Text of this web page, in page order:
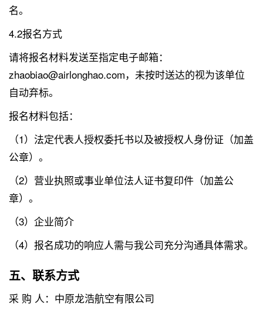
名。
4.2报名方式
请将报名材料发送至指定电子邮箱：
zhaobiao@airlonghao.com，未按时送达的视为该单位
自动弃标。
报名材料包括：
（1）法定代表人授权委托书以及被授权人身份证（加盖
公章）。
（2）营业执照或事业单位法人证书复印件（加盖公
章）。
（3）企业简介
（4）报名成功的响应人需与我公司充分沟通具体需求。
五、联系方式
采 购 人：中原龙浩航空有限公司